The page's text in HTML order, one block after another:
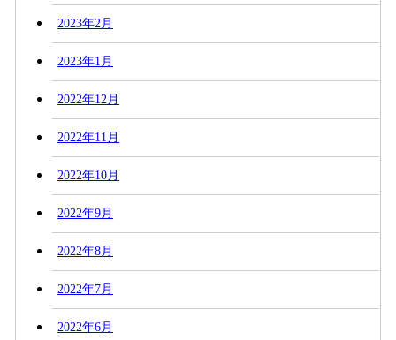
2023年2月
2023年1月
2022年12月
2022年11月
2022年10月
2022年9月
2022年8月
2022年7月
2022年6月